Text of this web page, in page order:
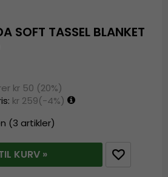
SOFT TASSEL BLANKET
kr 50 (20%)
kr 259(-4%)
(3 artikler)
KURV »